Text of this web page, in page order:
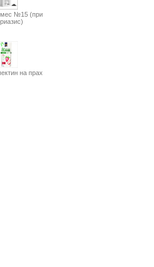
№15 (при
на прах